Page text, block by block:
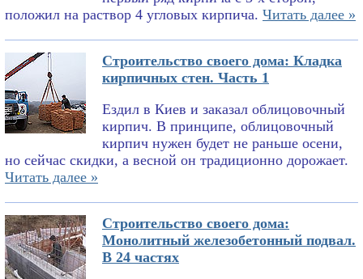
положил на раствор 4 угловых кирпича. Читать далее »
Строительство своего дома: Кладка
кирпичных стен. Часть 1
Ездил в Киев и заказал облицовочный
кирпич. В принципе, облицовочный
кирпич нужен будет не раньше осени,
но сейчас скидки, а весной он традиционно дорожает.
Читать далее »
Строительство своего дома:
Монолитный железобетонный подвал.
В 24 частях